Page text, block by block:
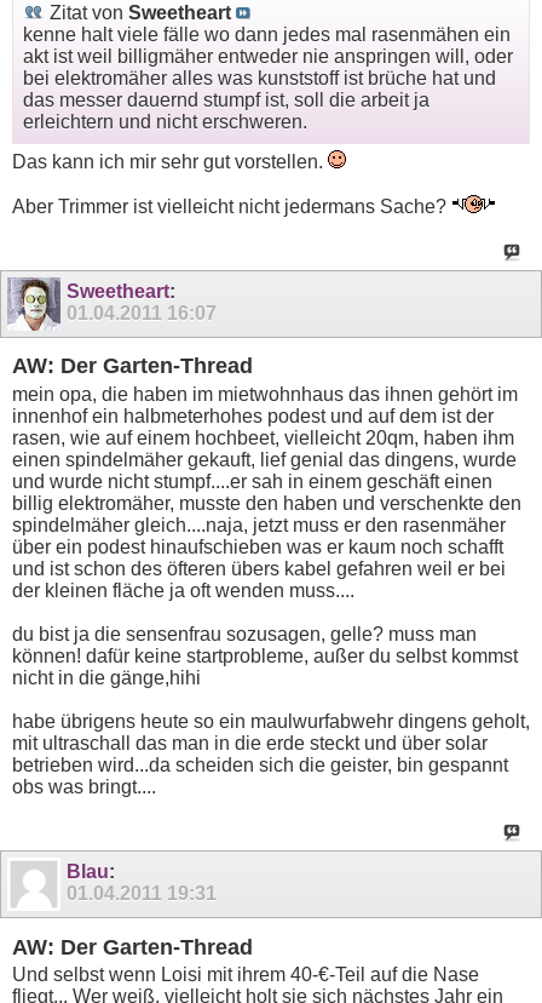
Zitat von Sweetheart
kenne halt viele fälle wo dann jedes mal rasenmähen ein
akt ist weil billigmäher entweder nie anspringen will, oder
bei elektromäher alles was kunststoff ist brüche hat und
das messer dauernd stumpf ist, soll die arbeit ja
erleichtern und nicht erschweren.
Das kann ich mir sehr gut vorstellen.
Aber Trimmer ist vielleicht nicht jedermans Sache?
Sweetheart:
01.04.2011 16:07
AW: Der Garten-Thread
mein opa, die haben im mietwohnhaus das ihnen gehört im
innenhof ein halbmeterhohes podest und auf dem ist der
rasen, wie auf einem hochbeet, vielleicht 20qm, haben ihm
einen spindelmäher gekauft, lief genial das dingens, wurde
und wurde nicht stumpf....er sah in einem geschäft einen
billig elektromäher, musste den haben und verschenkte den
spindelmäher gleich....naja, jetzt muss er den rasenmäher
über ein podest hinaufschieben was er kaum noch schafft
und ist schon des öfteren übers kabel gefahren weil er bei
der kleinen fläche ja oft wenden muss....
du bist ja die sensenfrau sozusagen, gelle? muss man
können! dafür keine startprobleme, außer du selbst kommst
nicht in die gänge,hihi
habe übrigens heute so ein maulwurfabwehr dingens geholt,
mit ultraschall das man in die erde steckt und über solar
betrieben wird...da scheiden sich die geister, bin gespannt
obs was bringt....
Blau:
01.04.2011 19:31
AW: Der Garten-Thread
Und selbst wenn Loisi mit ihrem 40-€-Teil auf die Nase
fliegt... Wer weiß, vielleicht holt sie sich nächstes Jahr ein